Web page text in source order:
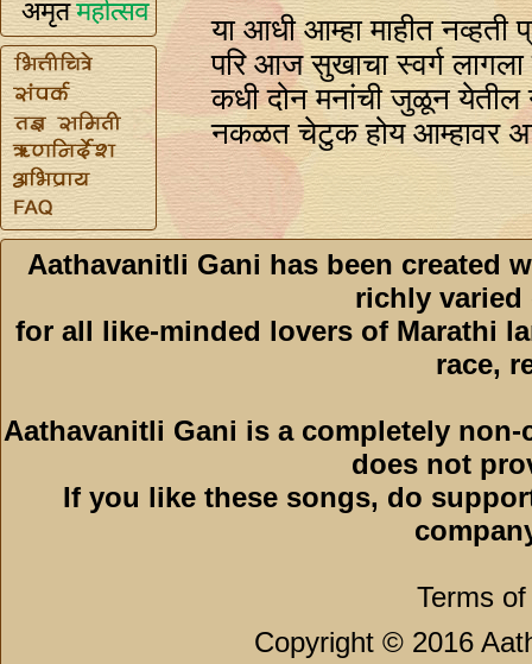
या आधी आम्हा माहीत नव्हती
परि आज सुखाचा स्वर्ग लागला
कधी दोन मनांची जुळून येतील
नकळत चेटुक होय आम्हावर
Aathavanitli Gani has been created
richly varied
for all like-minded lovers of Marathi
race,
Aathavanitli Gani is a completely
does not
If you like these songs, do
Terms
Copyright © 2016